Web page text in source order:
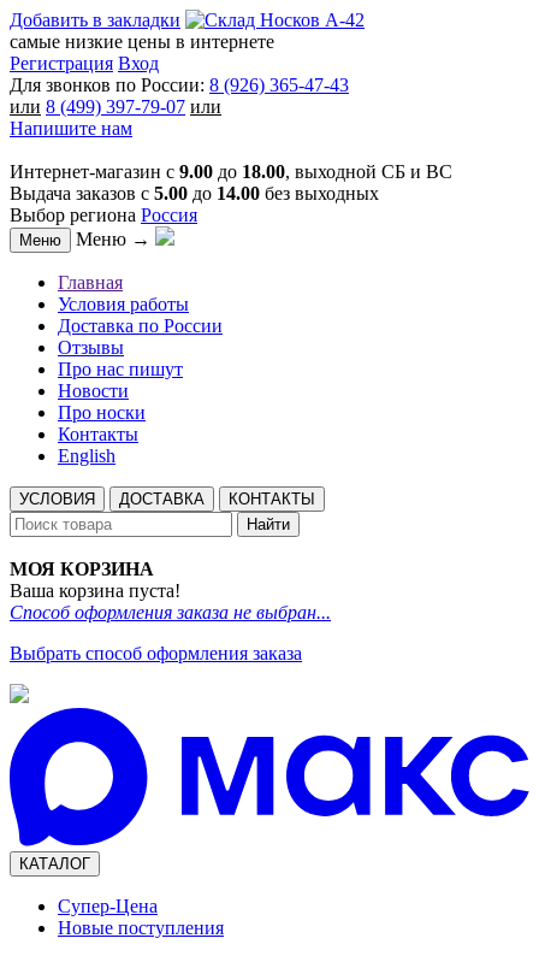
Добавить в закладки
самые низкие цены в интернете
Регистрация Вход
Для звонков по России: 8 (926) 365-47-43
или 8 (499) 397-79-07 или
Напишите нам
Интернет-магазин с 9.00 до 18.00, выходной СБ и ВС
Выдача заказов с 5.00 до 14.00 без выходных
Выбор региона Россия
Меню Меню →
Главная
Условия работы
Доставка по России
Отзывы
Про нас пишут
Новости
Про носки
Контакты
English
УСЛОВИЯ ДОСТАВКА
КОНТАКТЫ
Найти
МОЯ КОРЗИНА
Ваша корзина пуста!
Способ оформления заказа не выбран...
Выбрать способ оформления заказа
КАТАЛОГ
Супер-Цена
Новые поступления